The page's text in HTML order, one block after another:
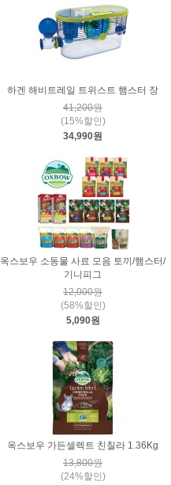
하겐 해비트레일 트위스트 햄스터 장
41,200원
(15%할인)
34,990원
옥스보우 소동물 사료 모음 토끼/햄스터/
기니피그
12,000원
(58%할인)
5,090원
옥스보우 가든셀렉트 친칠라 1.36Kg
13,800원
(24%할인)